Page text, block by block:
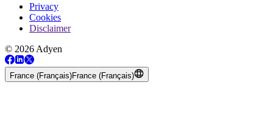
Privacy
Cookies
Disclaimer
© 2026 Adyen
France (Français)France (Français)